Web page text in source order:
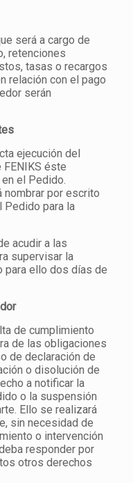
será a cargo de
retenciones
tasas o recargos
relación con el pago
serán
ejecución del
éste
el Pedido.
por escrito
Pedido para la
acudir a las
supervisar la
para ello dos días de
de cumplimiento
de las obligaciones
de declaración de
o disolución de
a notificar la
o la suspensión
Ello se realizará
sin necesidad de
o intervención
responder por
otros derechos